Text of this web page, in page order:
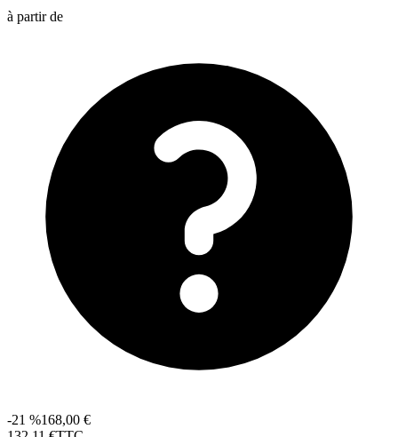
à partir de
-21 %168,00 €